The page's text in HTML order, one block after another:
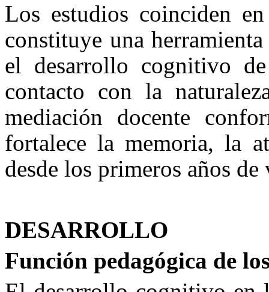
Los estudios coinciden
constituye una
el desarrollo cognitivo
contacto con la
mediación docente
fortalece la memoria, la
desde los primeros años de
DESARROLLO
Función pedagógica de